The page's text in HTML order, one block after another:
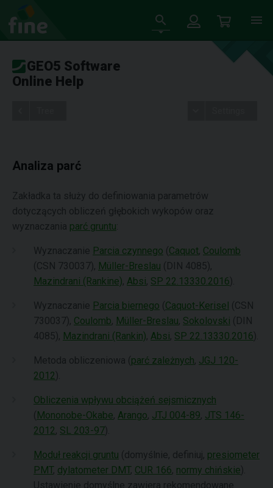
GEO5 Software
Online Help
Analiza parć
Zakładka ta służy do definiowania parametrów
dotyczących obliczeń głębokich wykopów oraz
wyznaczania parć gruntu
Wyznaczanie Parcia czynnego ( Caquot, Coulomb
(CSN 730037), Müller-Breslau (DIN 4085),
Mazindrani (Rankine), Absi, SP 22.13330.2016).
Wyznaczanie Parcia biernego ( Caquot-Kerisel (CSN
730037), Coulomb, Müller-Breslau, Sokolovski (DIN
4085), Mazindrani (Rankin), Absi, SP 22.13330.2016).
Metoda obliczeniowa ( parć zależnych, JGJ 120-
2012).
Obliczenia wpływu obciążeń sejsmicznych
( Mononobe-Okabe, Arango, JTJ 004-89, JTS 146-
2012, SL 203-97).
Moduł reakcji gruntu (domyślnie, definiuj, presiometer
PMT, dylatometer DMT, CUR 166, normy chińskie).
Ustawienie domyślne zawiera rekomendowane